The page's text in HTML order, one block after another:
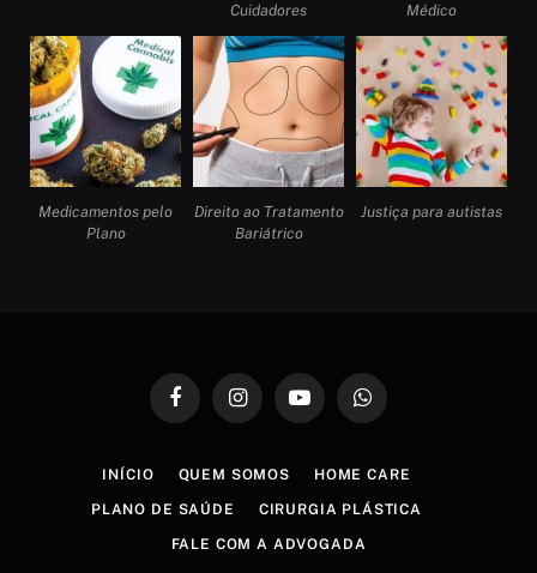
Cuidadores
Médico
Medicamentos pelo
Plano
Direito ao Tratamento
Bariátrico
Justiça para autistas
FacebookInstagramYouTubeWhatsApp
INÍCIO QUEM SOMOS HOME CARE
PLANO DE SAÚDE CIRURGIA PLÁSTICA
FALE COM A ADVOGADA